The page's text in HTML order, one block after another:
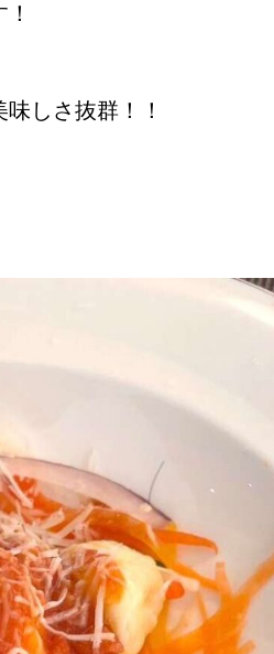
しさ抜群！！